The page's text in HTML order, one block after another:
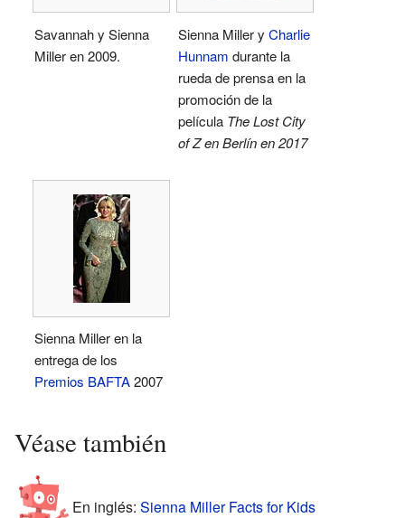
Savannah y Sienna
Miller en 2009.
Sienna Miller y Charlie
Hunnam durante la
rueda de prensa en la
promoción de la
película The Lost City
of Z en Berlín en 2017
Sienna Miller en la
entrega de los
Premios BAFTA2007
Véase también
En inglés: Sienna Miller Facts for Kids